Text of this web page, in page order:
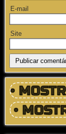
E-mail
Site